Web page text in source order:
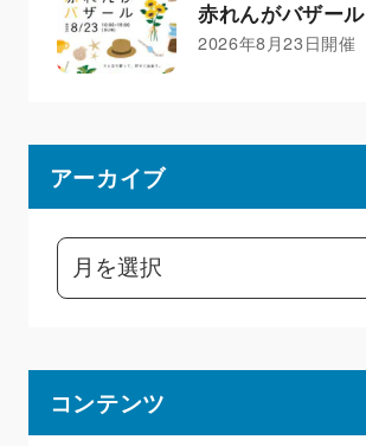
赤れんがバザール
2026年8月23日開催
アーカイブ
コンテンツ